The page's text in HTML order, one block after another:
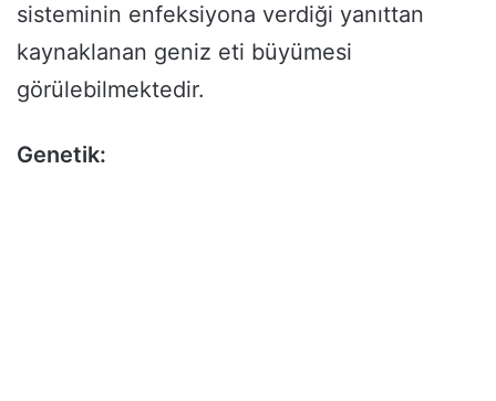
sisteminin enfeksiyona verdiği yanıttan
kaynaklanan geniz eti büyümesi
görülebilmektedir.
Genetik: